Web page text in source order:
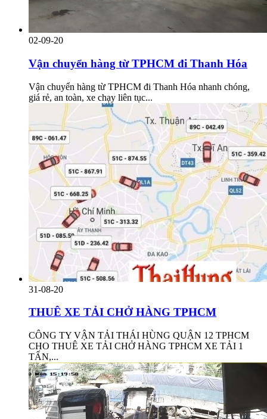
02-09-20
Vận chuyển hàng từ TPHCM đi Thanh Hóa
Vận chuyển hàng từ TPHCM đi Thanh Hóa nhanh chóng,
giá rẻ, an toàn, xe chạy liên tục...
31-08-20
THUÊ XE TẢI CHỞ HÀNG TPHCM
CÔNG TY VẬN TẢI THÁI HÙNG QUẬN 12 TPHCM
CHO THUÊ XE TẢI CHỞ HÀNG TPHCM XE TẢI 1
TẤN,...